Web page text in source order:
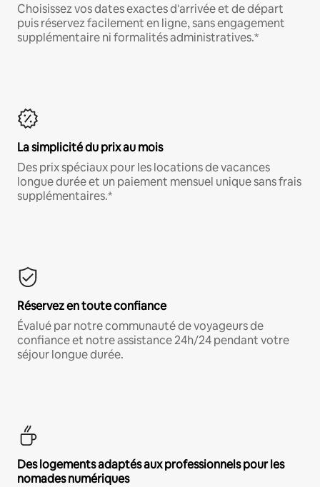
Choisissez vos dates exactes d'arrivée et de départ
puis réservez facilement en ligne, sans engagement
supplémentaire ni formalités administratives.*
La simplicité du prix au mois
Des prix spéciaux pour les locations de vacances
longue durée et un paiement mensuel unique sans frais
supplémentaires.*
Réservez en toute confiance
Évalué par notre communauté de voyageurs de
confiance et notre assistance 24h/24 pendant votre
séjour longue durée.
Des logements adaptés aux professionnels pour les
nomades numériques